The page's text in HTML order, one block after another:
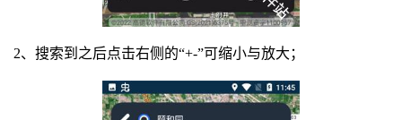
2、搜索到之后点击右侧的“+-”可缩小与放大；